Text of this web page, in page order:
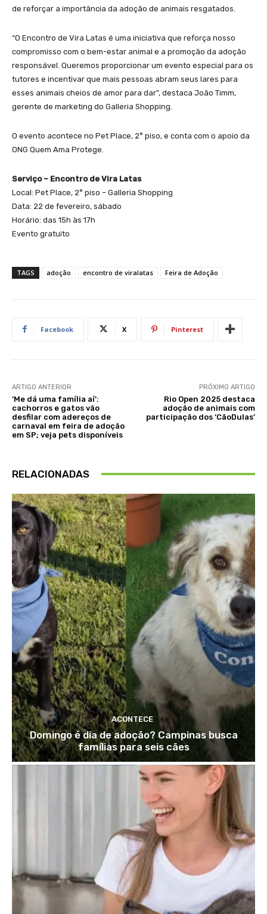
de reforçar a importância da adoção de animais resgatados.
“O Encontro de Vira Latas é uma iniciativa que reforça nosso
compromisso com o bem-estar animal e a promoção da adoção
responsável. Queremos proporcionar um evento especial para os
tutores e incentivar que mais pessoas abram seus lares para
esses animais cheios de amor para dar”, destaca João Timm,
gerente de marketing do Galleria Shopping.
O evento acontece no Pet Place, 2° piso, e conta com o apoio da
ONG Quem Ama Protege.
Serviço – Encontro de Vira Latas
Local: Pet Place, 2° piso – Galleria Shopping
Data: 22 de fevereiro, sábado
Horário: das 15h às 17h
Evento gratuito
TAGS adoção encontro de viralatas Feira de Adoção
Facebook X Pinterest
ARTIGO ANTERIOR
‘Me dá uma família aí’:
cachorros e gatos vão
desfilar com adereços de
carnaval em feira de adoção
em SP; veja pets disponíveis
PRÓXIMO ARTIGO
Rio Open 2025 destaca
adoção de animais com
participação dos ‘CãoDulas’
RELACIONADAS
ACONTECE
Domingo é dia de adoção? Campinas busca
famílias para seis cães